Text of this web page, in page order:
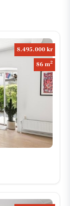
8.495.000 kr
86 m2